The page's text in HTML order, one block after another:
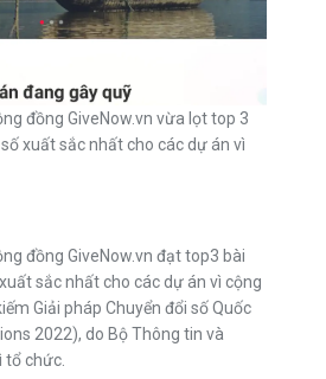
đồng GiveNow.vn vừa lọt top 3
xuất sắc nhất cho các dự án vì
đồng GiveNow.vn đạt top3 bài
sắc nhất cho các dự án vì cộng
Giải pháp Chuyển đổi số Quốc
2022), do Bộ Thông tin và
tổ chức.